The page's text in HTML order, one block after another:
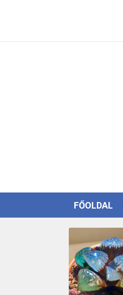
FŐOLDAL
EZOTÉRIA